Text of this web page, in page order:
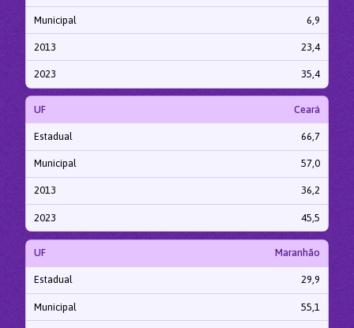
Municipal 6,9
2013 23,4
2023 35,4
UF Ceará
Estadual 66,7
Municipal 57,0
2013 36,2
2023 45,5
UF Maranhão
Estadual 29,9
Municipal 55,1